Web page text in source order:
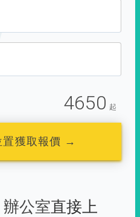
4650 起
置獲取報價 →
辦公室直接上